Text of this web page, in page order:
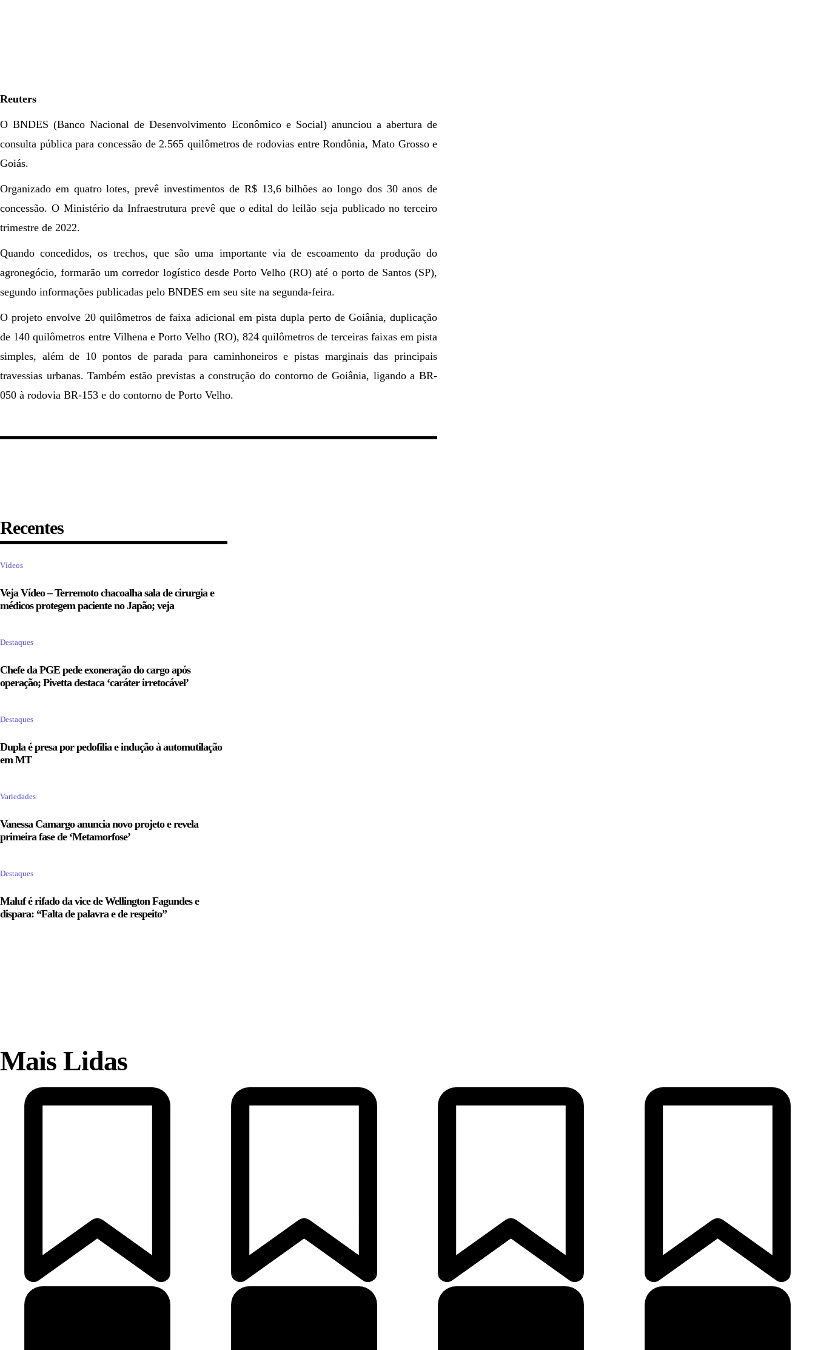
Reuters
O BNDES (Banco Nacional de Desenvolvimento Econômico e Social) anunciou a abertura de
consulta pública para concessão de 2.565 quilômetros de rodovias entre Rondônia, Mato Grosso e
Goiás.
Organizado em quatro lotes, prevê investimentos de R$ 13,6 bilhões ao longo dos 30 anos de
concessão. O Ministério da Infraestrutura prevê que o edital do leilão seja publicado no terceiro
trimestre de 2022.
Quando concedidos, os trechos, que são uma importante via de escoamento da produção do
agronegócio, formarão um corredor logístico desde Porto Velho (RO) até o porto de Santos (SP),
segundo informações publicadas pelo BNDES em seu site na segunda-feira.
O projeto envolve 20 quilômetros de faixa adicional em pista dupla perto de Goiânia, duplicação
de 140 quilômetros entre Vilhena e Porto Velho (RO), 824 quilômetros de terceiras faixas em pista
simples, além de 10 pontos de parada para caminhoneiros e pistas marginais das principais
travessias urbanas. Também estão previstas a construção do contorno de Goiânia, ligando a BR-
050 à rodovia BR-153 e do contorno de Porto Velho.
Recentes
Vídeos
Veja Vídeo – Terremoto chacoalha sala de cirurgia e
médicos protegem paciente no Japão; veja
Destaques
Chefe da PGE pede exoneração do cargo após
operação; Pivetta destaca ‘caráter irretocável’
Destaques
Dupla é presa por pedofilia e indução à automutilação
em MT
Variedades
Vanessa Camargo anuncia novo projeto e revela
primeira fase de ‘Metamorfose’
Destaques
Maluf é rifado da vice de Wellington Fagundes e
dispara: “Falta de palavra e de respeito”
Mais Lidas